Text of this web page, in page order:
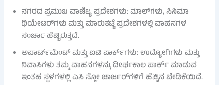
ನಗರದ ಪ್ರಮುಖ ವಾಣಿಜ್ಯ ಪ್ರದೇಶಗಳು: ಮಾಲ್‌ಗಳು, ಸಿನಿಮಾ
ಥಿಯೇಟರ್‌ಗಳು ಮತ್ತು ಮಾರುಕಟ್ಟೆ ಪ್ರದೇಶಗಳಲ್ಲಿ ವಾಹನಗಳ
ಸಂಚಾರ ಹೆಚ್ಚಿರುತ್ತದೆ.
ಅಪಾರ್ಟ್‌ಮೆಂಟ್ ಮತ್ತು ಐಟಿ ಪಾರ್ಕ್‌ಗಳು: ಉದ್ಯೋಗಿಗಳು ಮತ್ತು
ನಿವಾಸಿಗಳು ತಮ್ಮ ವಾಹನಗಳನ್ನು ದೀರ್ಘಕಾಲ ಪಾರ್ಕ್ ಮಾಡುವ
ಇಂತಹ ಸ್ಥಳಗಳಲ್ಲಿ ಎಸಿ ಸ್ಲೋ ಚಾರ್ಜರ್‌ಗಳಿಗೆ ಹೆಚ್ಚಿನ ಬೇಡಿಕೆಯಿದೆ.